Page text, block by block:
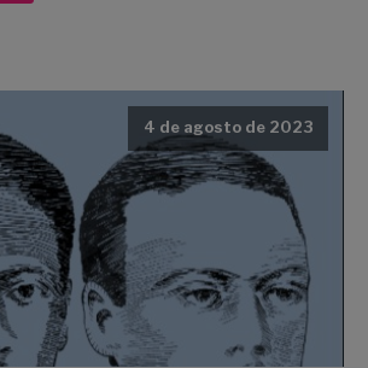
4 de agosto de 2023